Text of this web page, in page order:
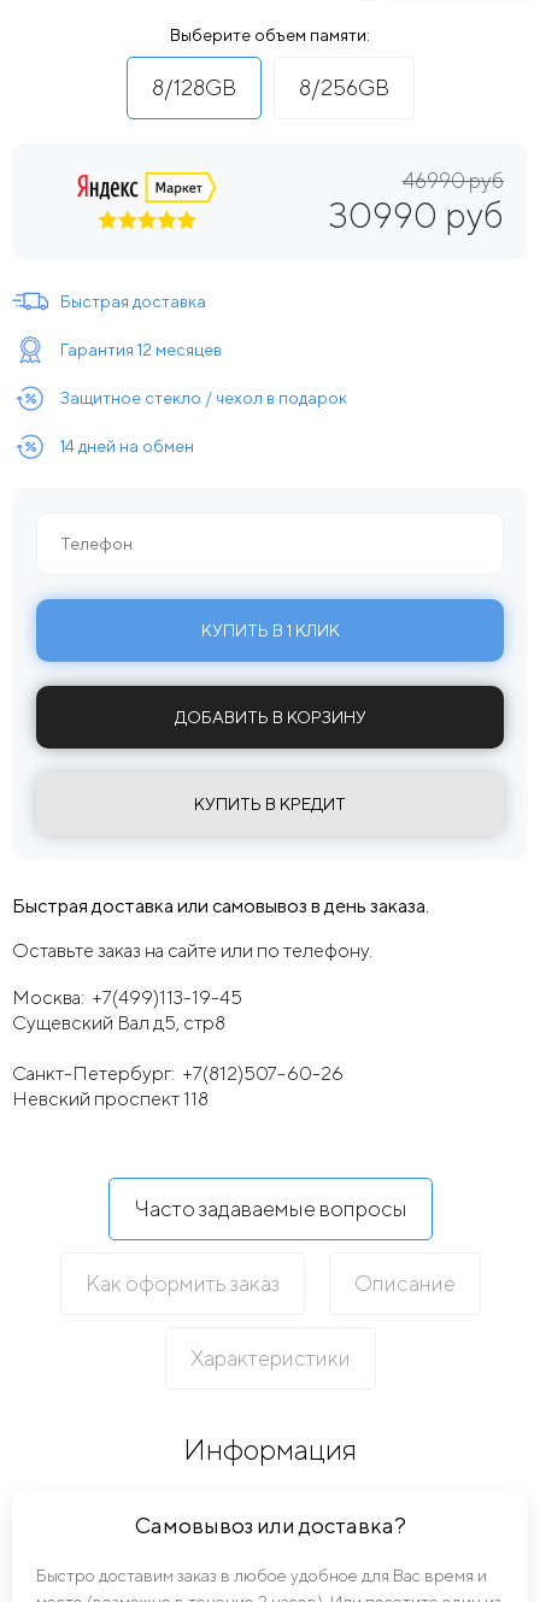
Выберите объем памяти:
8/128GB 8/256GB
46990 руб
30990 руб
Быстрая доставка
Гарантия 12 месяцев
Защитное стекло / чехол в подарок
14 дней на обмен
КУПИТЬ В 1 КЛИК
ДОБАВИТЬ В КОРЗИНУ
КУПИТЬ В КРЕДИТ
Быстрая доставка или самовывоз в день заказа.
Оставьте заказ на сайте или по телефону.
Москва: +7(499)113-19-45
Сущевский Вал д5, стр8
Санкт-Петербург: +7(812)507-60-26
Невский проспект 118
Часто задаваемые вопросы
Как оформить заказ Описание
Характеристики
Информация
Самовывоз или доставка?
Быстро доставим заказ в любое удобное для Вас время и